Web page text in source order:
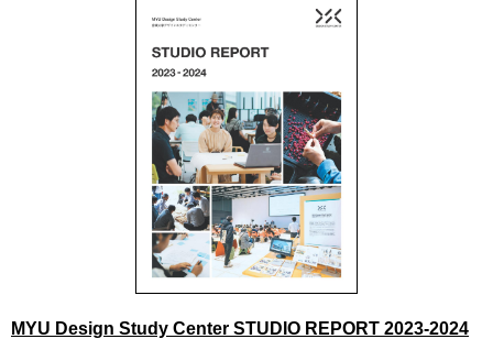
MYU Design Study Center STUDIO REPORT 2023-2024